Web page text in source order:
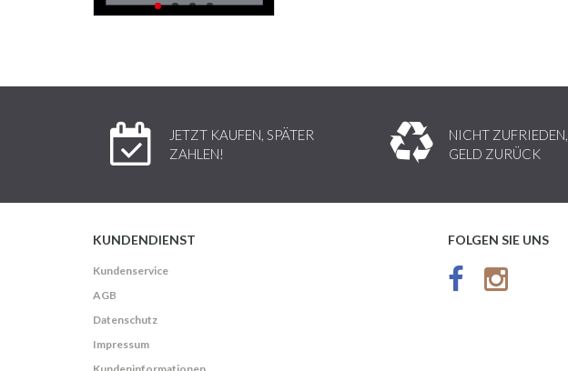
JETZT KAUFEN, SPÄTER
ZAHLEN!
NICHT ZUFRIEDEN,
GELD ZURÜCK
KUNDENDIENST
Kundenservice
AGB
Datenschutz
Impressum
FOLGEN SIE UNS